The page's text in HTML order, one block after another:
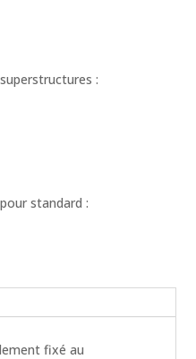
:
standard :
fixé au